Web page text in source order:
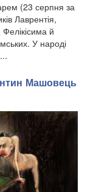
(23 серпня за
Лаврентія,
й
У народі
Машовець